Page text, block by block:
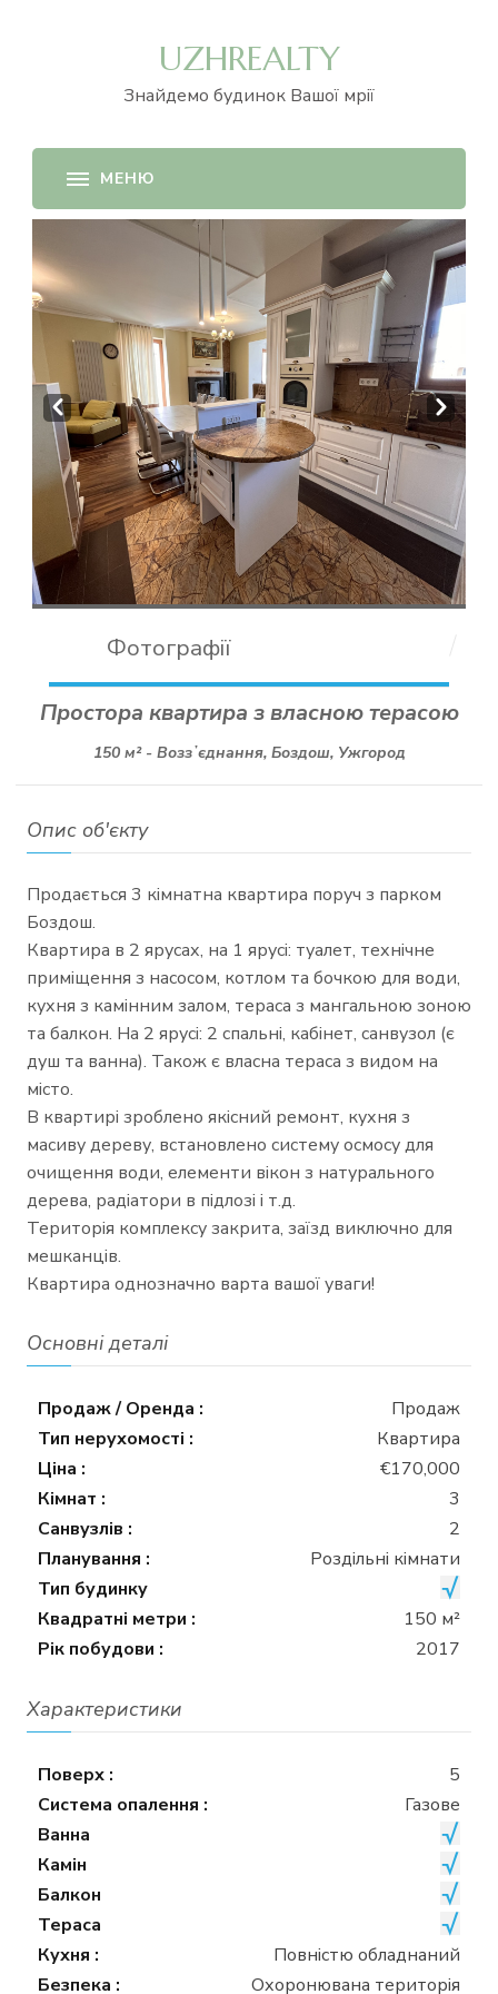
UZHREALTY
Знайдемо будинок Вашої мрії
Prev Next
Фотографії
Простора квартира з власною терасою
150 м² - Воззʼєднання, Боздош, Ужгород
Опис об'єкту
Продається 3 кімнатна квартира поруч з парком
Боздош.
Квартира в 2 ярусах, на 1 ярусі: туалет, технічне
приміщення з насосом, котлом та бочкою для води,
кухня з камінним залом, тераса з мангальною зоною
та балкон. На 2 ярусі: 2 спальні, кабінет, санвузол (є
душ та ванна). Також є власна тераса з видом на
місто.
В квартирі зроблено якісний ремонт, кухня з
масиву дереву, встановлено систему осмосу для
очищення води, елементи вікон з натурального
дерева, радіатори в підлозі і т.д.
Територія комплексу закрита, заїзд виключно для
мешканців.
Квартира однозначно варта вашої уваги!
Основні деталі
Продаж / Оренда :
Продаж
Тип нерухомості :
Квартира
Ціна :
€170,000
Кімнат :
3
Санвузлів :
2
Планування :
Роздільні кімнати
Тип будинку
Квадратні метри :
150 м²
Рік побудови :
2017
Характеристики
Поверх :
5
Система опалення :
Газове
Ванна
Камін
Балкон
Тераса
Кухня :
Повністю обладнаний
Безпека :
Охоронювана територія